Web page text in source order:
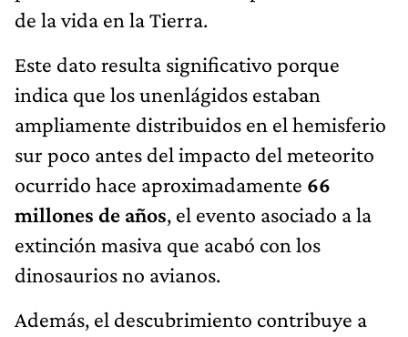
de la vida en la Tierra.
Este dato resulta significativo porque
indica que los unenlágidos estaban
ampliamente distribuidos en el hemisferio
sur poco antes del impacto del meteorito
ocurrido hace aproximadamente 66
millones de años, el evento asociado a la
extinción masiva que acabó con los
dinosaurios no avianos.
Además, el descubrimiento contribuye a